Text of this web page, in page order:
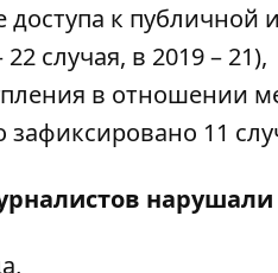
доступа к публичной
случая, в 2019 – 21),
в отношении
11
нарушали